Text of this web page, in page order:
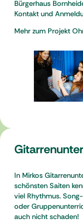
Bürgerhaus
Kontakt und
Mehr zum Projekt
In Mirkos
schönsten Saiten
viel Rhythmus.
oder
auch nicht schaden!